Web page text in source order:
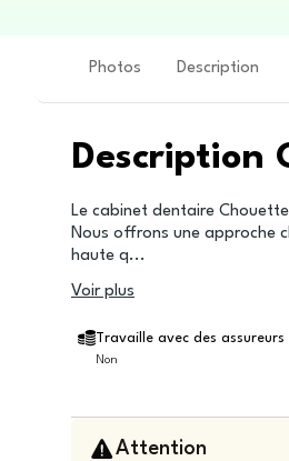
Photos Description
Description
Le cabinet dentaire
Nous offrons une approche
haute q...
Voir plus
Travaille avec des assureurs
Non
Attention